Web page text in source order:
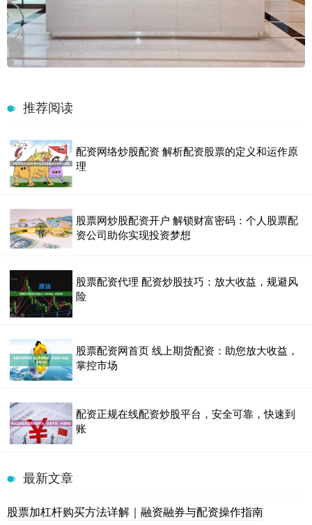
推荐阅读
配资网络炒股配资 解析配资股票的定义和运作原
理
股票网炒股配资开户 解锁财富密码：个人股票配
资公司助你实现投资梦想
股票配资代理 配资炒股技巧：放大收益，规避风
险
股票配资网首页 线上期货配资：助您放大收益，
掌控市场
配资正规在线配资炒股平台，安全可靠，快速到
账
最新文章
股票加杠杆购买方法详解｜融资融券与配资操作指南